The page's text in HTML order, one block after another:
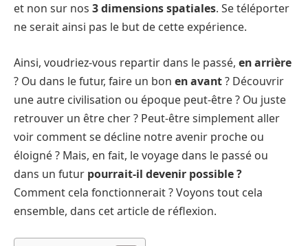
et non sur nos 3 dimensions spatiales. Se téléporter
ne serait ainsi pas le but de cette expérience.
Ainsi, voudriez-vous repartir dans le passé, en arrière
? Ou dans le futur, faire un bon en avant? Découvrir
une autre civilisation ou époque peut-être ? Ou juste
retrouver un être cher ? Peut-être simplement aller
voir comment se décline notre avenir proche ou
éloigné ? Mais, en fait, le voyage dans le passé ou
dans un futur pourrait-il devenir possible ?
Comment cela fonctionnerait ? Voyons tout cela
ensemble, dans cet article de réflexion.